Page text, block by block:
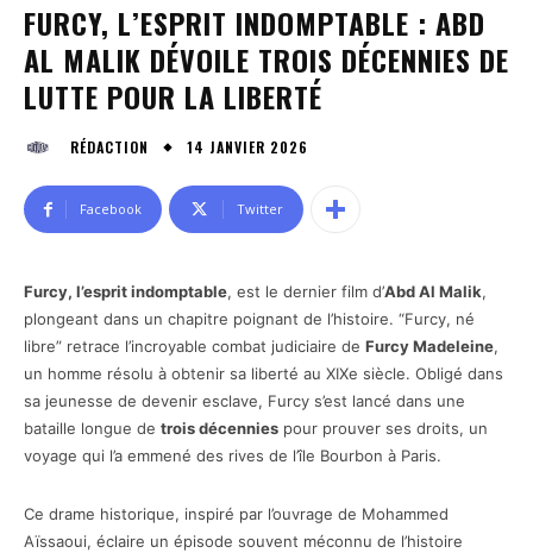
FURCY, L’ESPRIT INDOMPTABLE : ABD
AL MALIK DÉVOILE TROIS DÉCENNIES DE
LUTTE POUR LA LIBERTÉ
RÉDACTION 14 JANVIER 2026
Facebook Twitter
Furcy, l’esprit indomptable, est le dernier film d’Abd Al Malik,
plongeant dans un chapitre poignant de l’histoire. “Furcy, né
libre” retrace l’incroyable combat judiciaire de Furcy Madeleine,
un homme résolu à obtenir sa liberté au XIXe siècle. Obligé dans
sa jeunesse de devenir esclave, Furcy s’est lancé dans une
bataille longue de trois décennies pour prouver ses droits, un
voyage qui l’a emmené des rives de l’île Bourbon à Paris.
Ce drame historique, inspiré par l’ouvrage de Mohammed
Aïssaoui, éclaire un épisode souvent méconnu de l’histoire